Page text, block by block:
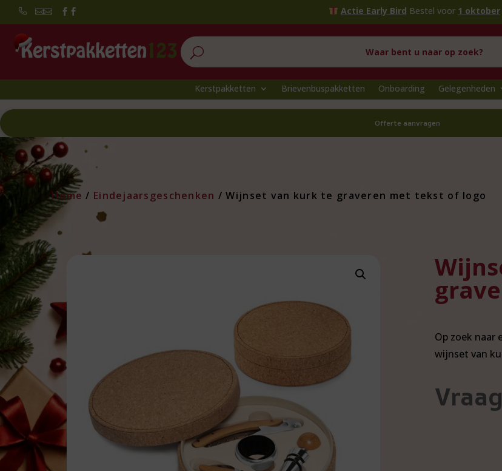
  Actie Early BirdBestel voor 1 oktoberen profiteer
U
Kerstpakketten Brievenbuspakketten Onboarding Gelegenheden
Offerte aanvragen
Home / Eindejaarsgeschenken / Wijnset van kurk te graveren met tekst of logo
Op zoek naar
wijnset van